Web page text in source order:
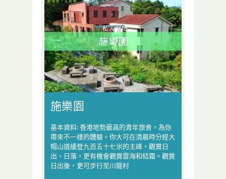
施樂園
基本資料: 香港地勢最高的青年旅舍，為你
帶來不一樣的體驗。你大可在清晨時分經大
帽山道緩登九百五十七米的主峰，觀賞日
出、日落，更有機會觀賞雲海和結霜。觀賞
日出後，更可步行至川龍村